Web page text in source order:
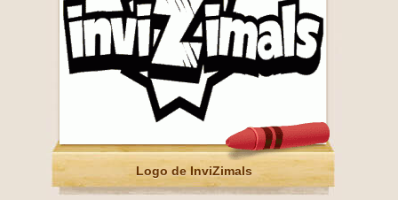
Logo de InviZimals